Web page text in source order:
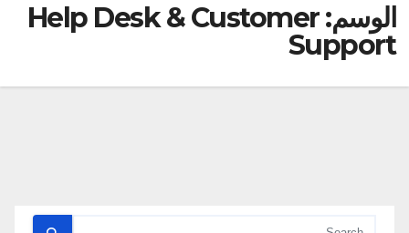
الوسم:Help Desk & Customer
Support